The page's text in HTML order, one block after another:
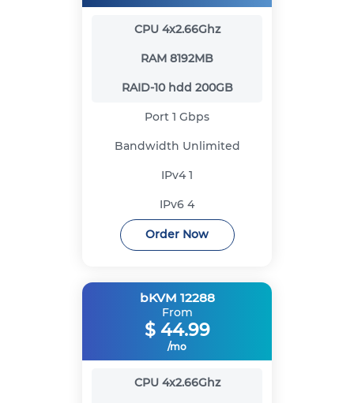
CPU 4x2.66Ghz
RAM 8192MB
RAID-10 hdd 200GB
Port 1 Gbps
Bandwidth Unlimited
IPv41
IPv6 4
Order Now
bKVM 12288
From
$ 44.99
/mo
CPU 4x2.66Ghz